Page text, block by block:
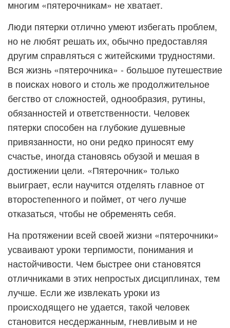
многим «пятерочникам» не хватает.
Люди пятерки отлично умеют избегать проблем,
но не любят решать их, обычно предоставляя
другим справляться с житейскими трудностями.
Вся жизнь «пятерочника» - большое путешествие
в поисках нового и столь же продолжительное
бегство от сложностей, однообразия, рутины,
обязанностей и ответственности. Человек
пятерки способен на глубокие душевные
привязанности, но они редко приносят ему
счастье, иногда становясь обузой и мешая в
достижении цели. «Пятерочник» только
выиграет, если научится отделять главное от
второстепенного и поймет, от чего лучше
отказаться, чтобы не обременять себя.
На протяжении всей своей жизни «пятерочники»
усваивают уроки терпимости, понимания и
настойчивости. Чем быстрее они становятся
отличниками в этих непростых дисциплинах, тем
лучше. Если же извлекать уроки из
происходящего не удается, такой человек
становится несдержанным, гневливым и не